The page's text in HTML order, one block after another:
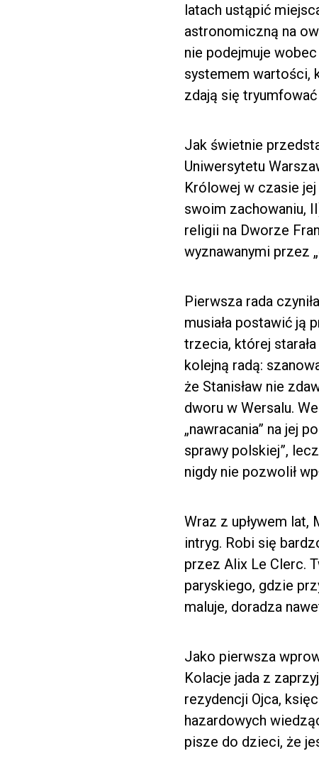
latach ustąpić
astronomiczną na
nie podejmuje
systemem wartości,
zdają się
Jak świetnie
Uniwersytetu
Królowej w czasie jej
swoim zachowaniu,
religii na Dworze
wyznawanymi przez
Pierwsza rada
musiała postawić ją
trzecia, której
kolejną radą:
że Stanisław nie
dworu w Wersalu.
„nawracania” na jej
sprawy polskiej”,
nigdy nie pozwolił
Wraz z upływem
intryg. Robi się
przez Alix Le Clerc.
paryskiego, gdzie
maluje, doradza
Jako pierwsza
Kolacje jada z
rezydencji Ojca,
hazardowych
pisze do dzieci, że